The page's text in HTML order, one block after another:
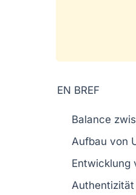
EN BREF
Balance
Aufbau von
Entwicklung
Authentizität